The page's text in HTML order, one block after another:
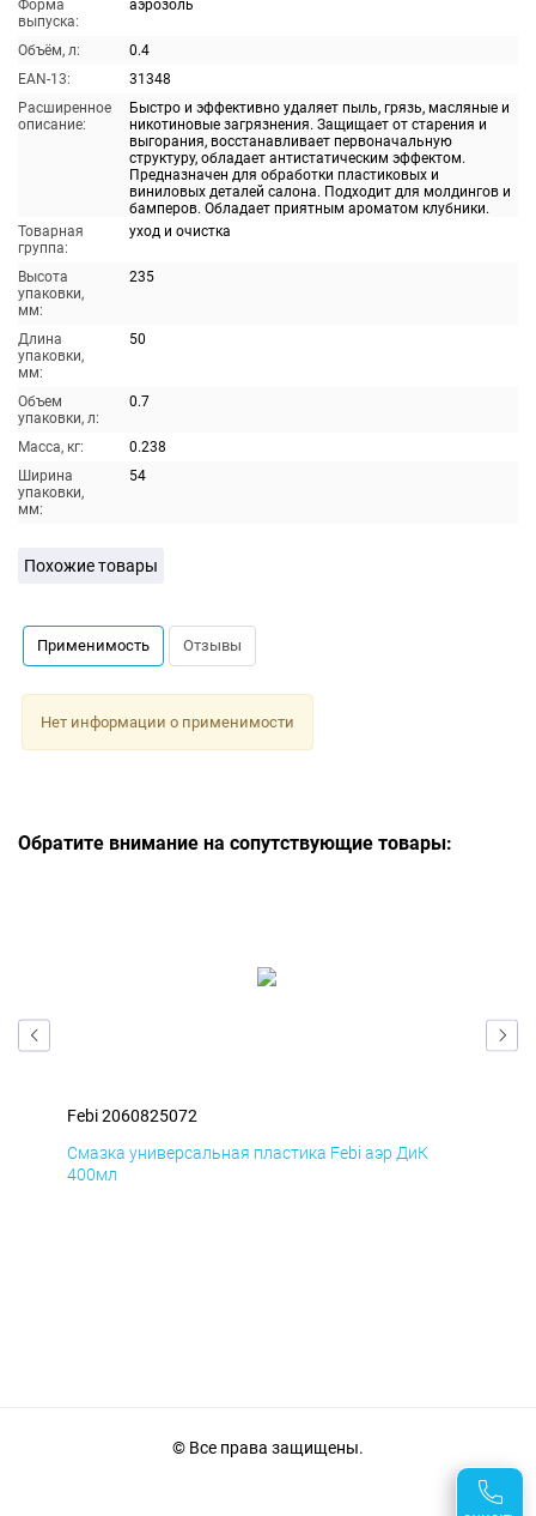
Форма
выпуска:
аэрозоль
Объём, л:
0.4
EAN-13:
31348
Расширенное
описание:
Быстро и эффективно удаляет пыль, грязь, масляные и
никотиновые загрязнения. Защищает от старения и
выгорания, восстанавливает первоначальную
структуру, обладает антистатическим эффектом.
Предназначен для обработки пластиковых и
виниловых деталей салона. Подходит для молдингов и
бамперов. Обладает приятным ароматом клубники.
Товарная
группа:
уход и очистка
Высота
упаковки,
мм:
235
Длина
упаковки,
мм:
50
Объем
упаковки, л:
0.7
Масса, кг:
0.238
Ширина
упаковки,
мм:
54
Похожие товары
Применимость Отзывы
Нет информации о применимости
Обратите внимание на сопутствующие товары:
Febi 2060825072
Смазка универсальная пластика Febi аэр ДиК
400мл
© Все права защищены.